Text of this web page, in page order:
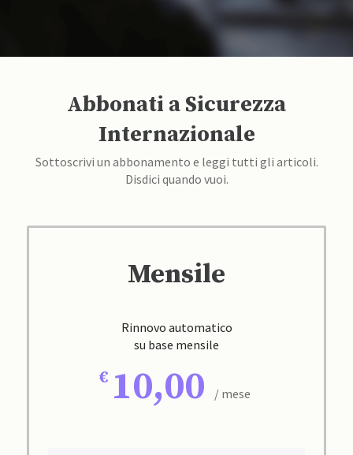
Abbonati a Sicurezza
Internazionale
Sottoscrivi un abbonamento e leggi tutti gli articoli.
Disdici quando vuoi.
Mensile
Rinnovo automatico
su base mensile
10,00 / mese